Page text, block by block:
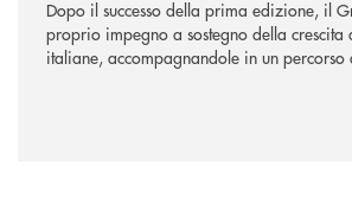
Dopo il successo della prima edizione, il
proprio impegno a sostegno della crescita
italiane, accompagnandole in un percorso